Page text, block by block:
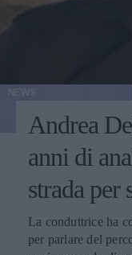
Andrea
anni di
strada per
La conduttrice ha
per parlare del